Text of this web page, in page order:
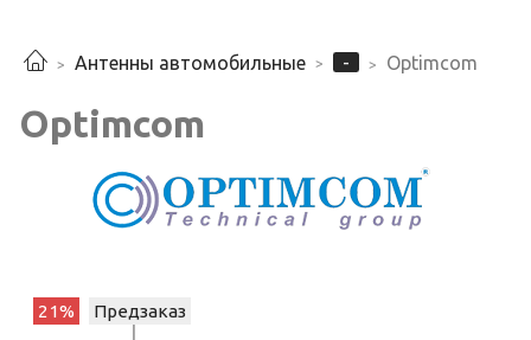
Антенны автомобильные - Optimcom
Optimcom
21% Предзаказ